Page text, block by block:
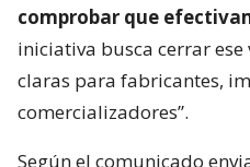
comprobar que
iniciativa busca cerrar
claras para fabricantes,
comercializadores”.
Según el comunicado